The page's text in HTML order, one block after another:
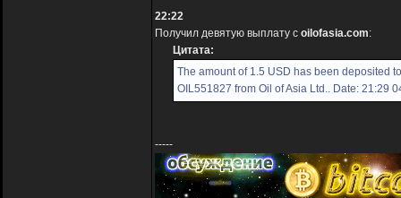
22:22
Получил девятую выплату с oilofasia.com:
Цитата:
The amount of 1.5 USD has been deposited
OIL551827 from Oil of Asia Ltd.. Date: 21:29
-----